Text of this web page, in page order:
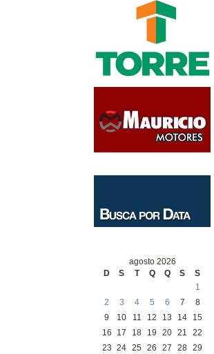
agosto 2026
D
S T Q Q S
S
1
2
3 4 5 6 7
8
9
10 11 12 13 14
15
16
17 18 19 20 21
22
23 24 25 26 27 28 29